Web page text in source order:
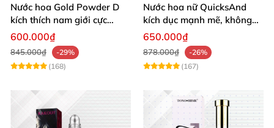
Nước hoa Gold Powder D
kích thích nam giới cực
mạnh tăng cường ham
600.000₫
845.000₫
-29%
(168)
Nước hoa nữ QuicksAnd
kích dục mạnh mẽ, không
mùi, quyến rũ chàng
650.000₫
878.000₫
-26%
(167)